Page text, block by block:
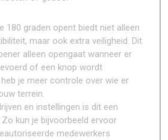
180 graden opent biedt niet alleen
maar ook extra veiligheid. Dit
alleen opengaat wanneer er
of een knop wordt
je meer controle over wie er
terrein.
en instellingen is dit een
kun je bijvoorbeeld ervoor
medewerkers